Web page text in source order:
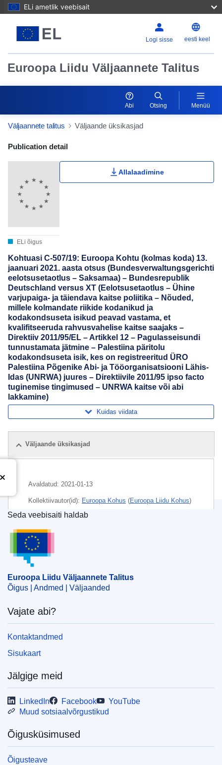
ELi ametlik veebisait
Logi sisse eesti keel
Euroopa Liidu Väljaannete Talitus
Abi Otsing Menüü
Väljaannete talitus Väljaande üksikasjad
Publication Detail Actions Portlet
Publication detail
ELi õigus
Allalaadimine
Kohtuasi C-507/19: Euroopa Kohtu (kolmas koda) 13.
jaanuari 2021. aasta otsus (Bundesverwaltungsgerichti
eelotsusetaotlus – Saksamaa) – Bundesrepublik
Deutschland versus XT (Eelotsusetaotlus – Ühine
varjupaiga- ja täiendava kaitse poliitika – Nõuded,
millele kolmandate riikide kodanikud ja
kodakondsuseta isikud peavad vastama, et
kvalifitseeruda rahvusvahelise kaitse saajaks –
Direktiiv 2011/95/EL – Artikkel 12 – Pagulasseisundi
tunnustamata jätmine – Palestiina päritolu
kodakondsuseta isik, kes on registreeritud ÜRO
Palestiina Põgenike Abi- ja Tööorganisatsiooni Lähis-
Idas (UNRWA) juures – Direktiivile 2011/95 ipso facto
tuginemise tingimused – UNRWA kaitse või abi
lakkamine)
Kuidas viidata
Väljaande üksikasjad
Avaldatud: 2021-01-13
Kollektiivautor(id): Euroopa Kohus (Euroopa Liidu Kohus)
pagulane
välisriigi kodanik
CELEX : 62019CA0507
OJ : JOC_2021_072_R_0008
IMMC : ARR-C-0507-2019
Euroopa Liidu Väljaannete Talitus
Seda veebisaiti haldab
Euroopa Liidu Väljaannete Talitus
Õigus | Andmed | Väljaanded
Vajate abi?
Kontaktandmed
Sisukaart
Jälgige meid
LinkedIn Facebook
YouTube
Muud sotsiaalvõrgustikud
Õigusküsimused
Õigusteave